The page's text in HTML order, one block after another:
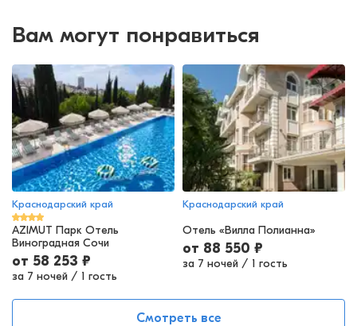
Вам могут понравиться
Краснодарский край
AZIMUT Парк Отель
Виноградная Сочи
от 58 253 ₽
за 7 ночей / 1 гость
Краснодарский край
Отель «Вилла Полианна»
от 88 550 ₽
за 7 ночей / 1 гость
Смотреть все